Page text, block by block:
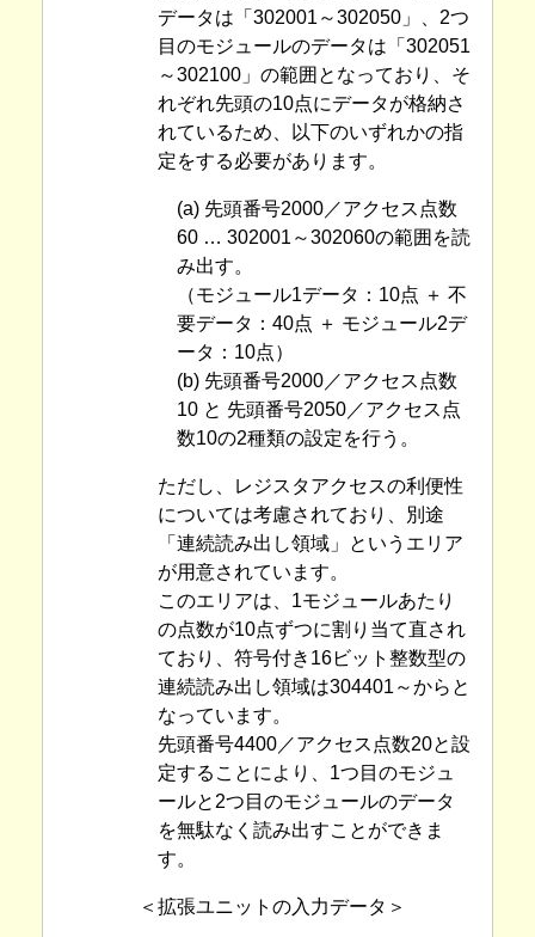
データは「302001～302050」、2つ
目のモジュールのデータは「302051
～302100」の範囲となっており、そ
れぞれ先頭の10点にデータが格納さ
れているため、以下のいずれかの指
定をする必要があります。
(a) 先頭番号2000／アクセス点数
60 … 302001～302060の範囲を読
み出す。
（モジュール1データ：10点 ＋ 不
要データ：40点 ＋ モジュール2デ
ータ：10点）
(b) 先頭番号2000／アクセス点数
10 と 先頭番号2050／アクセス点
数10の2種類の設定を行う。
ただし、レジスタアクセスの利便性
については考慮されており、別途
「連続読み出し領域」というエリア
が用意されています。
このエリアは、1モジュールあたり
の点数が10点ずつに割り当て直され
ており、符号付き16ビット整数型の
連続読み出し領域は304401～からと
なっています。
先頭番号4400／アクセス点数20と設
定することにより、1つ目のモジュ
ールと2つ目のモジュールのデータ
を無駄なく読み出すことができま
す。
＜拡張ユニットの入力データ＞